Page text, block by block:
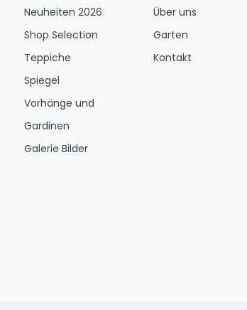
Neuheiten 2026
Shop Selection
Teppiche
Spiegel
Vorhänge und
Gardinen
Galerie Bilder
Über uns
Garten
Kontakt